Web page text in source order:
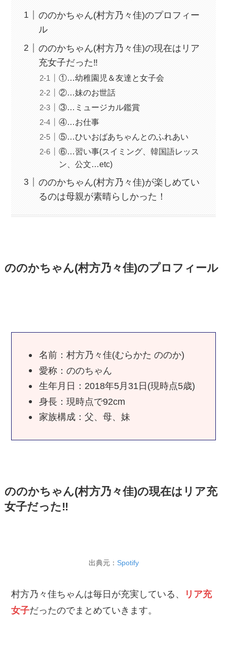
ののかちゃん(村方乃々佳)のプロフィー
ル
ののかちゃん(村方乃々佳)の現在はリア
充女子だった‼
①…幼稚園児＆友達と女子会
②…妹のお世話
③…ミュージカル鑑賞
④…お仕事
⑤…ひいおばあちゃんとのふれあい
⑥…習い事(スイミング、韓国語レッス
ン、公文…etc)
ののかちゃん(村方乃々佳)が楽しめてい
るのは母親が素晴らしかった！
ののかちゃん(村方乃々佳)のプロフィール
名前：村方乃々佳(むらかた ののか)
愛称：ののちゃん
生年月日：2018年5月31日(現時点5歳)
身長：現時点で92cm
家族構成：父、母、妹
ののかちゃん(村方乃々佳)の現在はリア充
女子だった‼
出典元： Spotify
村方乃々佳ちゃんは毎日が充実している、
リア充
女子だったのでまとめていきます。